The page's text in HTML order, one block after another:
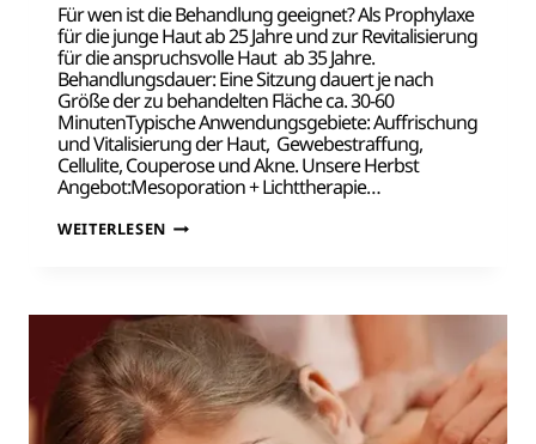
Für wen ist die Behandlung geeignet? Als Prophylaxe
für die junge Haut ab 25 Jahre und zur Revitalisierung
für die anspruchsvolle Haut ab 35 Jahre.
Behandlungsdauer: Eine Sitzung dauert je nach
Größe der zu behandelten Fläche ca. 30-60
MinutenTypische Anwendungsgebiete: Auffrischung
und Vitalisierung der Haut, Gewebestraffung,
Cellulite, Couperose und Akne. Unsere Herbst
Angebot:Mesoporation + Lichttherapie…
WEITERLESEN HERBST-